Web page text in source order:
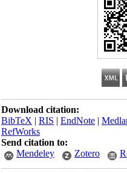
Download citation:
BibTeX|RIS|EndNote|
RefWorks
Send citation to:
Mendeley
Zotero